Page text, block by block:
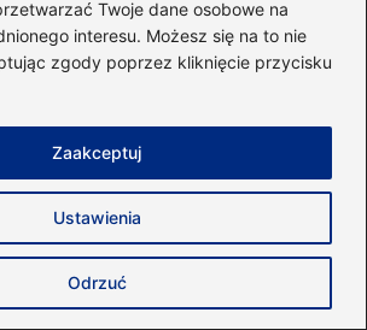
Twoje dane osobowe na
interesu. Możesz się na to nie
zgody poprzez kliknięcie przycisku
Ustawienia
Odrzuć
Zaakceptuj
magnez na skurcze